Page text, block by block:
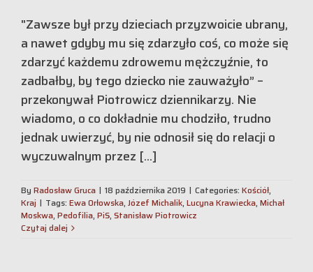
"Zawsze był przy dzieciach przyzwoicie ubrany,
a nawet gdy­by mu się zdarzyło coś, co może się
zdarzyć każdemu zdrowe­mu mężczyźnie, to
zadbałby, by tego dziecko nie zauważyło” –
przekonywał Piotrowicz dziennikarzy. Nie
wiadomo, o co dokładnie mu chodziło, trudno
jednak uwierzyć, by nie odnosił się do relacji o
wyczuwalnym przez [...]
By Radosław Gruca | 18 października 2019 | Categories: Kościół,
Kraj | Tags: Ewa Orłowska, Józef Michalik, Lucyna Krawiecka, Michał
Moskwa, Pedofilia, PiS, Stanisław Piotrowicz
Czytaj dalej